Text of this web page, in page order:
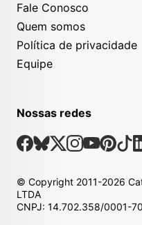
Fale Conosco
Quem somos
Política de privacidade
Equipe
Nossas redes
Nossas Redes Sociais
Facebook
Bsky
X Instagram
Youtube
© Copyright 2011-2026
LTDA
CNPJ: 14.702.358/0001-70